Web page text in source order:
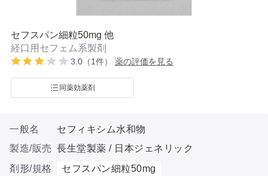
セフスパン細粒50mg 他
経口用セフェム系製剤
3.0（1件） 薬の評価を見る
同薬効薬剤
一般名
セフィキシム水和物
製造/販売 長生堂製薬 / 日本ジェネリック
剤形/規格
セフスパン細粒50mg